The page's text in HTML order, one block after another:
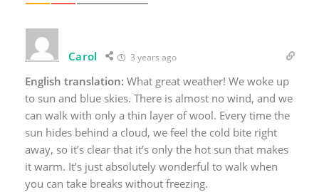
Carol 3 years ago
English translation: What great weather! We woke up
to sun and blue skies. There is almost no wind, and we
can walk with only a thin layer of wool. Every time the
sun hides behind a cloud, we feel the cold bite right
away, so it’s clear that it’s only the hot sun that makes
it warm. It’s just absolutely wonderful to walk when
you can take breaks without freezing.